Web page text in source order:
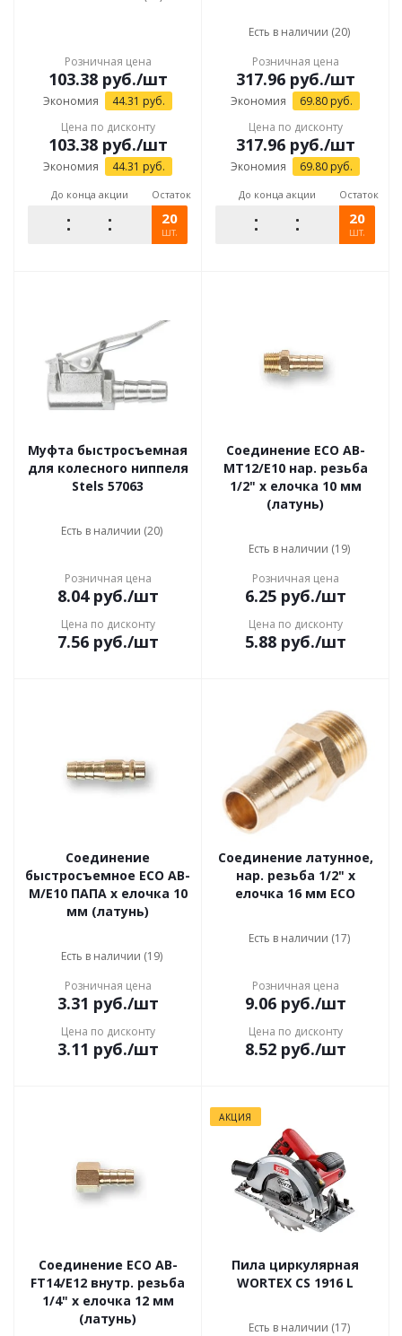
Розничная цена
103.38руб./шт
Экономия 44.31 руб.
Цена по дисконту
103.38руб./шт
Экономия 44.31 руб.
До конца акции Остаток
20
шт.
Есть в наличии (20)
Розничная цена
317.96руб./шт
Экономия 69.80 руб.
Цена по дисконту
317.96руб./шт
Экономия 69.80 руб.
До конца акции Остаток
20
шт.
Муфта быстросъемная
для колесного ниппеля
Stels 57063
Есть в наличии (20)
Розничная цена
8.04руб./шт
Цена по дисконту
7.56руб./шт
Соединение ECO AB-
MT12/E10 нар. резьба
1/2" х елочка 10 мм
(латунь)
Есть в наличии (19)
Розничная цена
6.25руб./шт
Цена по дисконту
5.88руб./шт
Соединение
быстросъемное ECO AB-
M/E10 ПАПА х елочка 10
мм (латунь)
Есть в наличии (19)
Розничная цена
3.31 руб./шт
Цена по дисконту
3.11 руб./шт
Соединение латунное,
нар. резьба 1/2" x
елочка 16 мм ECO
Есть в наличии (17)
Розничная цена
9.06руб./шт
Цена по дисконту
8.52руб./шт
Соединение ECO AB-
FT14/E12 внутр. резьба
1/4" х елочка 12 мм
(латунь)
АКЦИЯ
Пила циркулярная
WORTEX CS 1916 L
Есть в наличии (17)